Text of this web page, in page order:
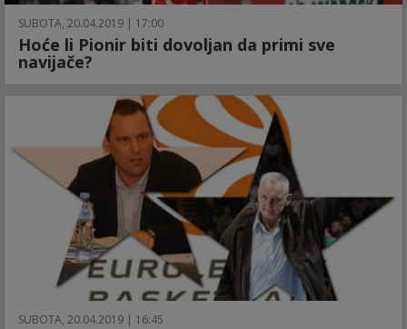
SUBOTA, 20.04.2019 | 17:00
Hoće li Pionir biti dovoljan da primi sve
navijače?
SUBOTA, 20.04.2019 | 16:45